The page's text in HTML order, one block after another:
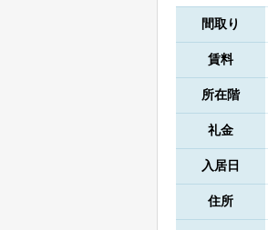
間取り
賃料
所在階
礼金
入居日
住所